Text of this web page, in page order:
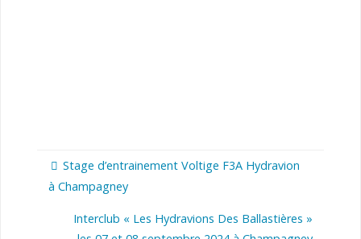
Stage d’entrainement Voltige F3A Hydravion
à Champagney
Interclub « Les Hydravions Des Ballastières »